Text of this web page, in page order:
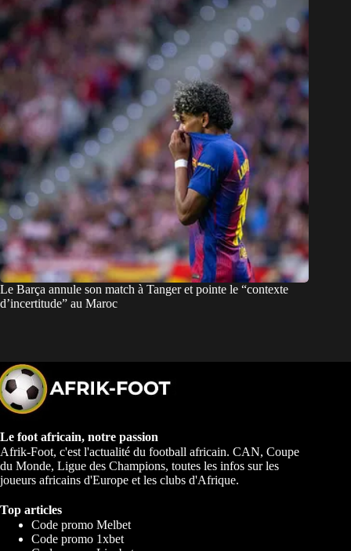
Le Barça annule son match à Tanger et pointe le “contexte
d’incertitude” au Maroc
Le foot africain, notre passion
Afrik-Foot, c'est l'actualité du football africain. CAN, Coupe
du Monde, Ligue des Champions, toutes les infos sur les
joueurs africains d'Europe et les clubs d'Afrique.
Top articles
Code promo Melbet
Code promo 1xbet